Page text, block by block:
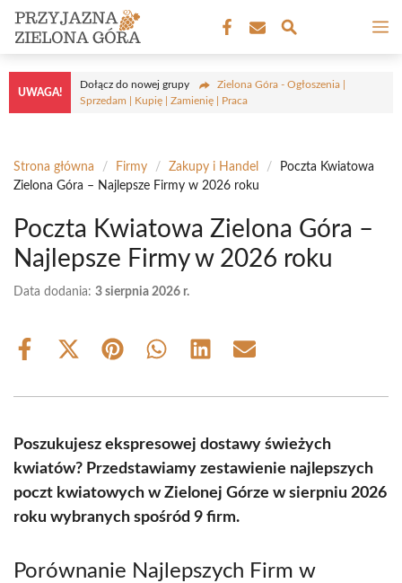
Przejdź
treści
UWAGA!
Dołącz do nowej grupy
Zielona Góra - Ogłoszenia |
Sprzedam | Kupię | Zamienię | Praca
Strona główna / Firmy / Zakupy i Handel /
Poczta Kwiatowa
Zielona Góra – Najlepsze Firmy w 2026 roku
Poczta Kwiatowa Zielona Góra –
Najlepsze Firmy w 2026 roku
Data dodania: 3 sierpnia 2026 r.
Share
Share
(Twitter)
Share Share Share Share
Poszukujesz ekspresowej dostawy świeżych
kwiatów? Przedstawiamy zestawienie najlepszych
poczt kwiatowych w Zielonej Górze w sierpniu 2026
roku wybranych spośród 9 firm.
Porównanie Najlepszych Firm w